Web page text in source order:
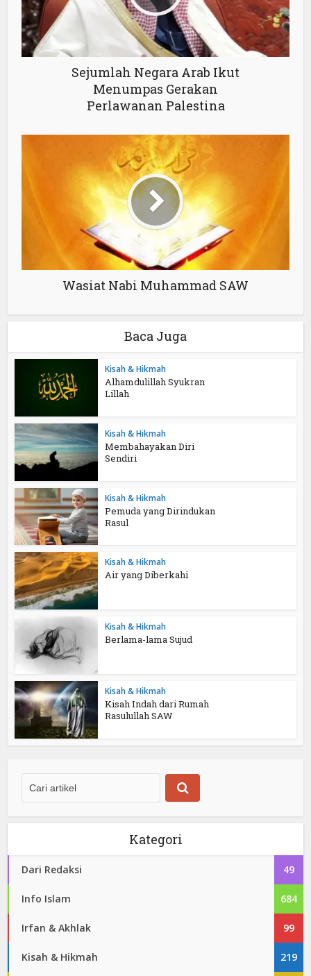
Sejumlah Negara Arab Ikut
Menumpas Gerakan
Perlawanan Palestina
Wasiat Nabi Muhammad SAW
Baca Juga
Kisah & Hikmah
Alhamdulillah Syukran
Lillah
Kisah & Hikmah
Membahayakan Diri
Sendiri
Kisah & Hikmah
Pemuda yang Dirindukan
Rasul
Kisah & Hikmah
Air yang Diberkahi
Kisah & Hikmah
Berlama-lama Sujud
Kisah & Hikmah
Kisah Indah dari Rumah
Rasulullah SAW
Kategori
Dari Redaksi 49
Info Islam 684
Irfan & Akhlak 99
Kisah & Hikmah 219